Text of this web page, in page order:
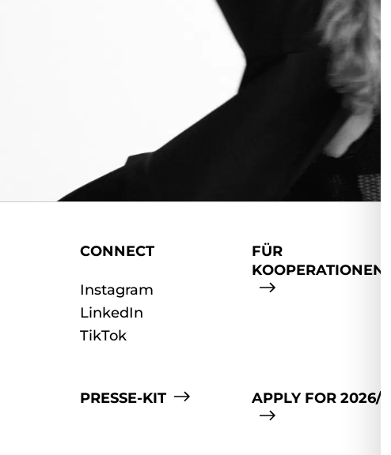
CONNECT
Instagram
LinkedIn
TikTok
FÜR
KOOPERATIONEN
PRESSE-KIT APPLY FOR 2026/27